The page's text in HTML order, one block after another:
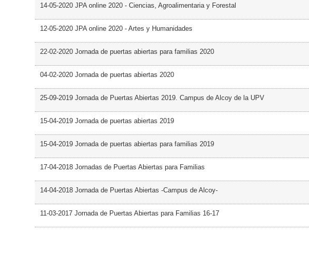
14-05-2020 JPA online 2020 - Ciencias, Agroalimentaria y Forestal
12-05-2020 JPA online 2020 - Artes y Humanidades
22-02-2020 Jornada de puertas abiertas para familias 2020
04-02-2020 Jornada de puertas abiertas 2020
25-09-2019 Jornada de Puertas Abiertas 2019. Campus de Alcoy de la UPV
15-04-2019 Jornada de puertas abiertas 2019
15-04-2019 Jornada de puertas abiertas para familias 2019
17-04-2018 Jornadas de Puertas Abiertas para Familias
14-04-2018 Jornada de Puertas Abiertas -Campus de Alcoy-
11-03-2017 Jornada de Puertas Abiertas para Familias 16-17